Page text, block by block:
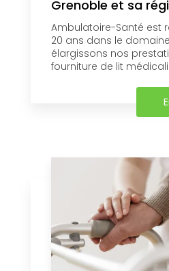
Grenoble et sa
Ambulatoire-Santé est
20 ans dans le
élargissons nos
fourniture de lit